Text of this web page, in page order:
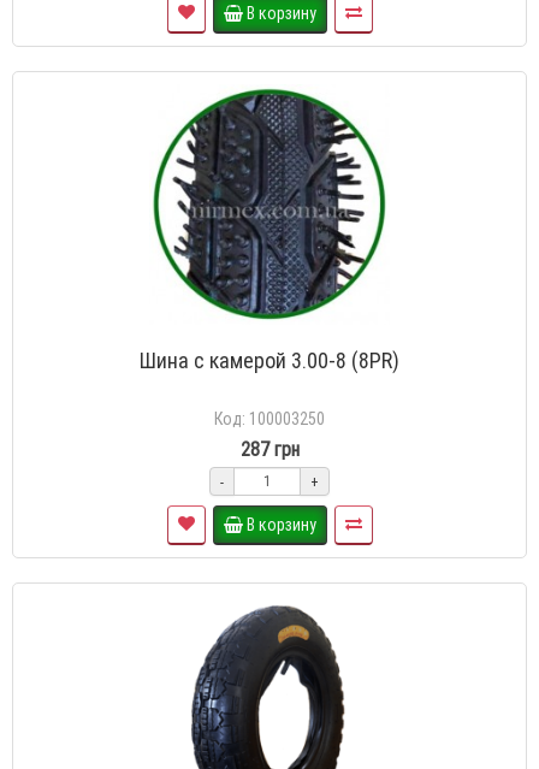
В корзину
Шина с камерой 3.00-8 (8PR)
Код: 100003250
287 грн
- +
В корзину